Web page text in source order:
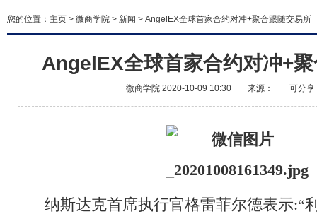
您的位置： 主页 > 微商学院 > 新闻 > AngelEX全球首家合约对冲+聚合跟随交易所
AngelEX全球首家合约对冲+
微商学院 2020-10-09 10:30 来源： 可分享
纳斯达克首席执行官格雷菲尔德表示:“